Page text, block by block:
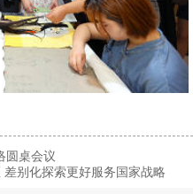
圆桌会议
别化探索更好服务国家战略